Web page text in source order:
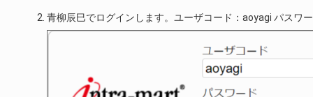
青柳辰巳でログインします。ユーザコード：aoyagi パスワ